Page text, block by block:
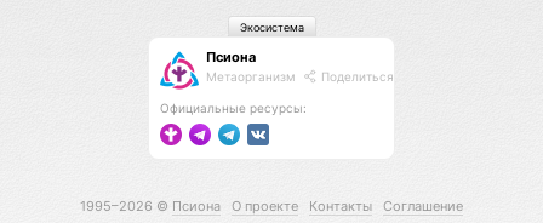
Псиона
Метаорганизм Поделиться
Официальные ресурсы:
Экосистема
1995–2026 © Псиона О проекте Контакты Соглашение